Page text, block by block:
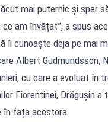
mai puternic și sper
am învățat”, a spus
îi cunoaște deja pe mai
Albert Gudmundsson,
cu care a evoluat în
Fiorentinei, Drăgușin a
în fața acestora.